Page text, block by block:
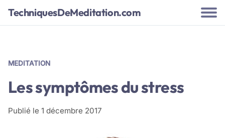
TechniquesDeMeditation.com
MEDITATION
Les symptômes du stress
Publié le 1 décembre 2017